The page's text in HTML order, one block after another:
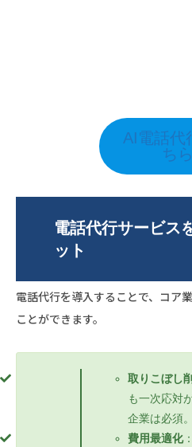
AI電話代
ちら
電話代行サービス
ット
電話代行を導入することで、コア
ことができます。
取りこぼし
も一次応対
企業は必須。
費用最適化